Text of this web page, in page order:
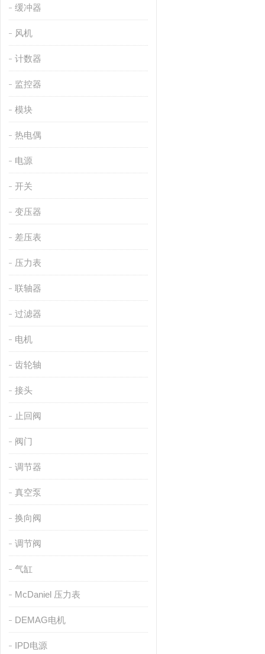
缓冲器
风机
计数器
监控器
模块
热电偶
电源
开关
变压器
差压表
压力表
联轴器
过滤器
电机
齿轮轴
接头
止回阀
阀门
调节器
真空泵
换向阀
调节阀
气缸
McDaniel 压力表
DEMAG电机
IPD电源